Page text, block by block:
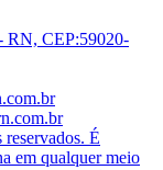
RN, CEP:59020-
É
em qualquer meio